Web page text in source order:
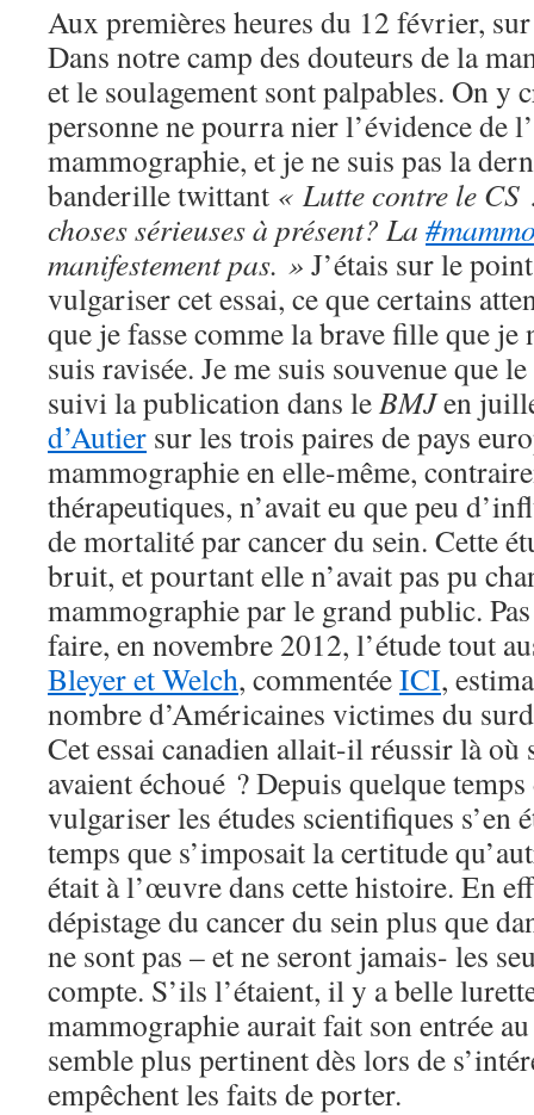
Aux premières heures du 12 février,
Dans notre camp des douteurs de la
et le soulagement sont palpables. On y
personne ne pourra nier l’évidence de
mammographie, et je ne suis pas la
banderille twittant « Lutte contre le
choses sérieuses à présent? La
manifestement pas. » J’étais sur le
vulgariser cet essai, ce que certains
que je fasse comme la brave fille que je
suis ravisée. Je me suis souvenue que
suivi la publication dans leBMJen
d’Autier sur les trois paires de pays
mammographie en elle-même,
thérapeutiques, n’avait eu que peu
de mortalité par cancer du sein. Cette
bruit, et pourtant elle n’avait pas pu
mammographie par le grand public.
faire, en novembre 2012, l’étude tout
Bleyer et Welch, commentéeICI,
nombre d’Américaines victimes du
Cet essai canadien allait-il réussir là où
avaient échoué ? Depuis quelque
vulgariser les études scientifiques s’en
temps que s’imposait la certitude
était à l’œuvre dans cette histoire. En
dépistage du cancer du sein plus que
ne sont pas – et ne seront jamais- les
compte. S’ils l’étaient, il y a belle
mammographie aurait fait son entrée
semble plus pertinent dès lors de
empêchent les faits de porter.